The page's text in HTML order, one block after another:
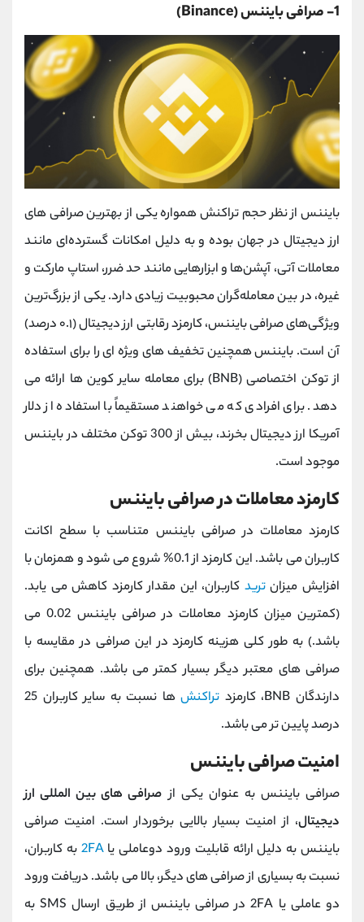
1- صرافی بایننس (Binance)
بایننس از نظر حجم تراکنش همواره یکی از بهترین صرافی های
ارز دیجیتال در جهان بوده و به دلیل امکانات گسترده‌ای مانند
معاملات آتی، آپشن‌ها و ابزارهایی مانند حد ضرر، استاپ مارکت و
غیره، در بین معامله‌گران محبوبیت زیادی دارد. یکی از بزرگ‌ترین
ویژگی‌های صرافی بایننس، کارمزد رقابتی ارز دیجیتال (۰.۱ درصد)
آن است. بایننس همچنین تخفیف های ویژه ای را برای استفاده
از توکن اختصاصی (BNB) برای معامله سایر کوین ها ارائه می
دهد. برای افرادی که می خواهند مستقیماً با استفاده از دلار
آمریکا ارز دیجیتال بخرند، بیش از 300 توکن مختلف در بایننس
موجود است.
کارمزد معاملات در صرافی بایننس
کارمزد معاملات در صرافی بایننس متناسب با سطح اکانت
کاربران می باشد. این کارمزد از 0.1% شروع می شود و همزمان با
افزایش میزانترید کاربران، این مقدار کارمزد کاهش می یابد.
(کمترین میزان کارمزد معاملات در صرافی بایننس 0.02 می
باشد.) به طور کلی هزینه کارمزد در این صرافی در مقایسه با
صرافی های معتبر دیگر بسیار کمتر می باشد. همچنین برای
دارندگان BNB، کارمزد
تراکنش
ها نسبت به سایر کاربران 25
درصد پایین تر می باشد.
امنیت صرافی بایننس
صرافی بایننس به عنوان یکی از صرافی های بین المللی ارز
دیجیتال، از امنیت بسیار بالایی برخوردار است. امنیت صرافی
بایننس به دلیل ارائه قابلیت ورود دوعاملی یا2FA به کاربران،
نسبت به بسیاری از صرافی های دیگر، بالا می باشد. دریافت ورود
دو عاملی یا 2FA در صرافی بایننس از طریق ارسال SMS به